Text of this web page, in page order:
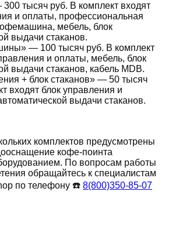
тысяч руб. В комплект входят
и оплаты, профессиональная
мебель, блок
выдачи стаканов.
— 100 тысяч руб. В комплект
и оплаты, мебель, блок
выдачи стаканов, кабель MDB.
+ блок стаканов» — 50 тысяч
входят блок управления и
выдачи стаканов.
комплектов предусмотрены
кофе-поинта
По вопросам работы
обращайтесь к специалистам
по телефону ☎️ 8(800)350-85-07